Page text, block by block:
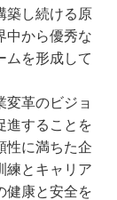
築し続ける原
中から優秀な
ムを形成して
変革のビジョ
進することを
性に満ちた企
練とキャリア
健康と安全を